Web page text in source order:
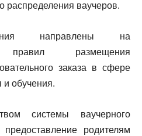
распределения ваучеров.
направлены на
правил размещения
заказа в сфере
и обучения.
системы ваучерного
родителям